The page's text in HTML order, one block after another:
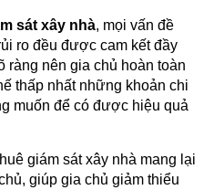
sát xây nhà, mọi vấn đề
ro đều được cam kết đầy
ràng nên gia chủ hoàn toàn
thấp nhất những khoản chi
muốn để có được hiệu quả
giám sát xây nhà mang lại
giúp gia chủ giảm thiểu